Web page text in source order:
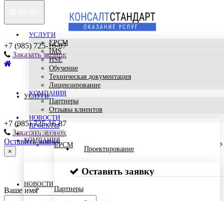
УСЛУГИ
EPCM
IMS
HSE
Обучение
Техническая документация
Лицензирование
КОМПАНИЯ
Партнеры
Отзывы клиентов
НОВОСТИ
ПРОЕКТЫ
КОНТАКТЫ
+7 (985) 725-16-87
Заказать звонок
УСЛУГИ
EPCM
Проектирование
КОМПАНИЯ
Партнеры
НОВОСТИ
+7 (985) 725-16-87
Заказать звонок
Оставить заявку
×
Оставить заявку
Ваше имя